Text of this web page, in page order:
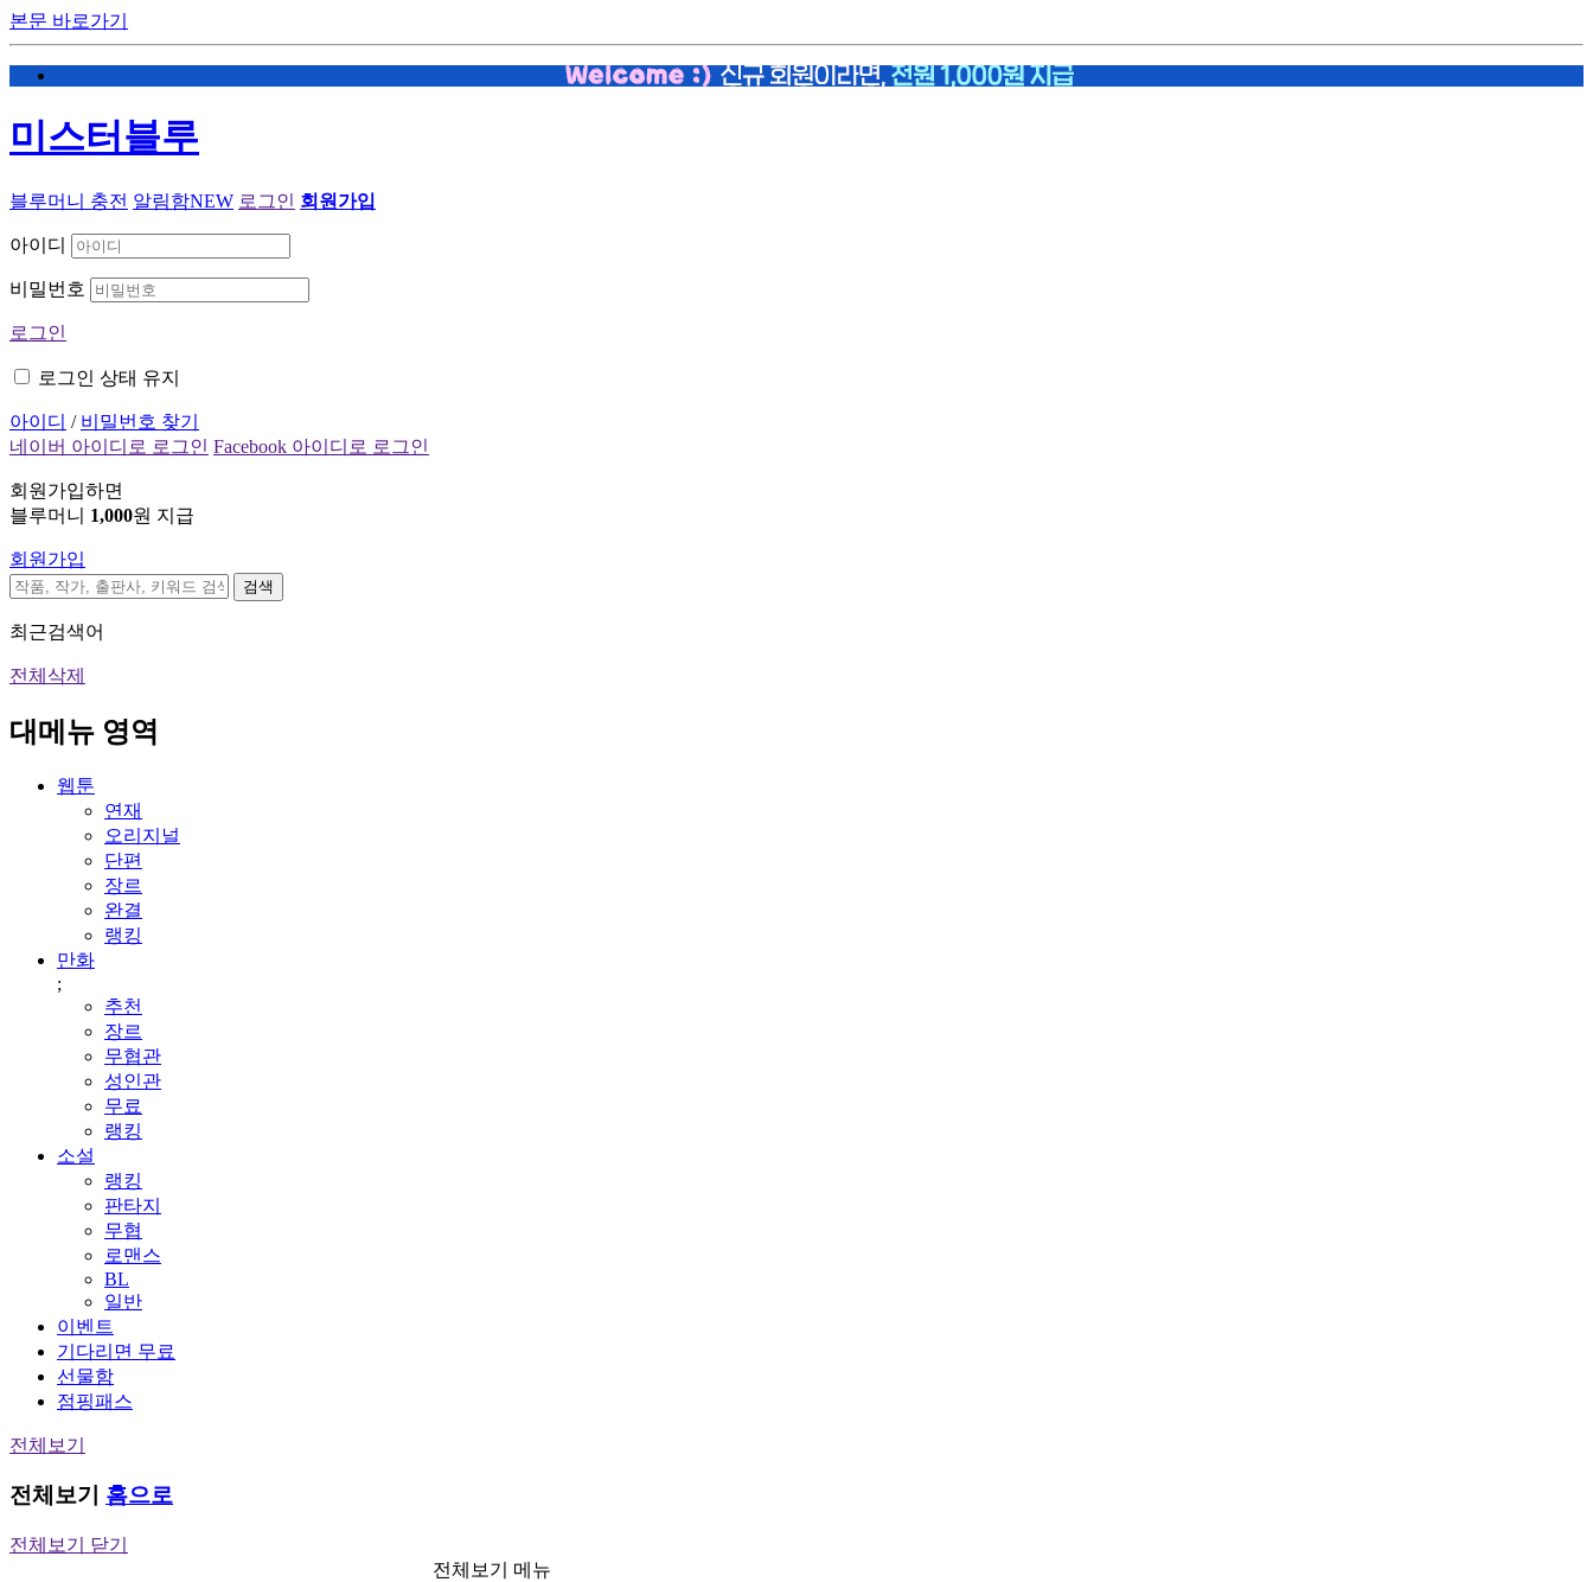
본문 바로가기
미스터블루
블루머니 충전 알림함NEW 로그인 회원가입
아이디
비밀번호
로그인
로그인 상태 유지
아이디 / 비밀번호 찾기
네이버 아이디로 로그인 Facebook 아이디로 로그인
회원가입하면
블루머니 1,000원 지급
회원가입
검색
최근검색어
전체삭제
대메뉴 영역
웹툰
연재
오리지널
단편
장르
완결
랭킹
만화
;
추천
장르
무협관
성인관
무료
랭킹
소설
랭킹
판타지
무협
로맨스
BL
일반
이벤트
기다리면 무료
선물함
점핑패스
전체보기
전체보기 홈으로
전체보기 닫기
전체보기 메뉴